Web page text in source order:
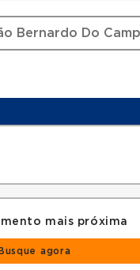
mais próxima
Busque agora